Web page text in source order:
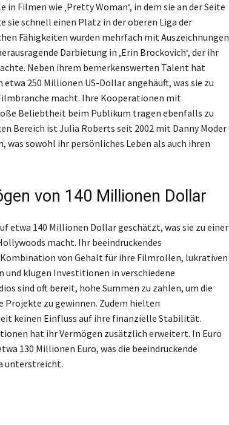
Filmen wie ‚Pretty Woman‘, in dem sie an der Seite
sie schnell einen Platz in der oberen Liga der
Fähigkeiten wurden mehrfach mit Auszeichnungen
Darbietung in ‚Erin Brockovich‘, der ihr
Neben ihrem bemerkenswerten Talent hat
250 Millionen US-Dollar angehäuft, was sie zu
macht. Ihre Kooperationen mit
Beliebtheit beim Publikum tragen ebenfalls zu
Bereich ist Julia Roberts seit 2002 mit Danny Moder
sowohl ihr persönliches Leben als auch ihren
von 140 Millionen Dollar
etwa 140 Millionen Dollar geschätzt, was sie zu einer
macht. Ihr beeindruckendes
von Gehalt für ihre Filmrollen, lukrativen
klugen Investitionen in verschiedene
sind oft bereit, hohe Summen zu zahlen, um die
zu gewinnen. Zudem hielten
keinen Einfluss auf ihre finanzielle Stabilität.
hat ihr Vermögen zusätzlich erweitert. In Euro
130 Millionen Euro, was die beeindruckende
unterstreicht.